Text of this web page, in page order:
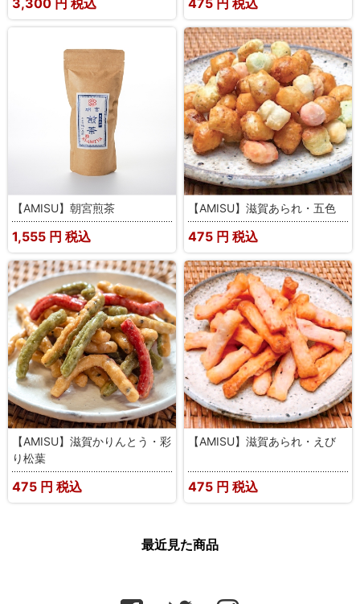
【AMISU】朝宮煎茶
1,555 円 税込
【AMISU】滋賀あられ・五色
475 円 税込
【AMISU】滋賀かりんとう・彩
り松葉
475 円 税込
【AMISU】滋賀あられ・えび
475 円 税込
最近見た商品